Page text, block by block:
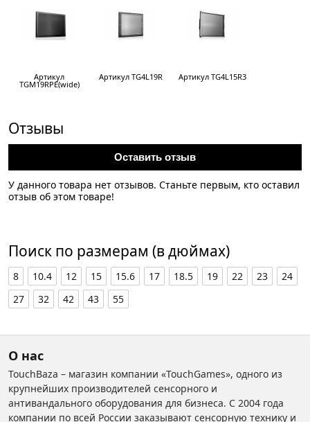
Артикул
TGM19RPE(wide)
Артикул TG4L19R Артикул TG4L15R3
Отзывы
Оставить отзыв
У данного товара нет отзывов. Станьте первым, кто оставил
отзыв об этом товаре!
Поиск по размерам (в дюймах)
8 10.4 12 15 15.6 17 18.5 19 22 23
24
27
32 42 43 55
О нас
TouchBaza – магазин компании «TouchGames», одного из
крупнейших производителей сенсорного и
антивандального оборудования для бизнеса. С 2004 года
компании по всей России заказывают сенсорную технику и